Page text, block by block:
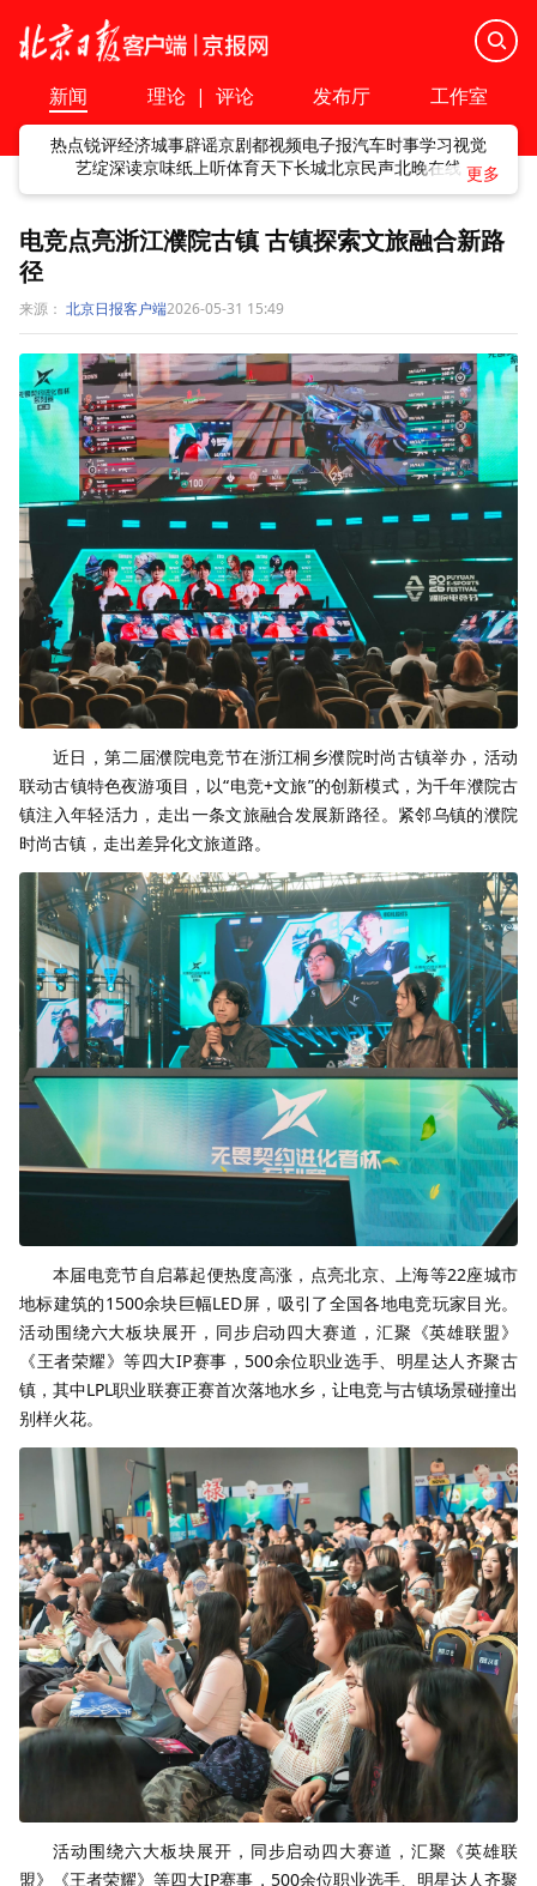
新闻 理论 | 评论 发布厅 工作室
热点锐评经济城事辟谣京剧都视频电子报汽车时事学习视觉
艺绽深读京味纸上听体育天下长城北京民声北晚在线
电竞点亮浙江濮院古镇 古镇探索文旅融合新路
径
来源： 北京日报客户端2026-05-31 15:49
近日，第二届濮院电竞节在浙江桐乡濮院时尚古镇举办，活动
联动古镇特色夜游项目，以“电竞+文旅”的创新模式，为千年濮院古
镇注入年轻活力，走出一条文旅融合发展新路径。紧邻乌镇的濮院
时尚古镇，走出差异化文旅道路。
本届电竞节自启幕起便热度高涨，点亮北京、上海等22座城市
地标建筑的1500余块巨幅LED屏，吸引了全国各地电竞玩家目光。
活动围绕六大板块展开，同步启动四大赛道，汇聚《英雄联盟》
《王者荣耀》等四大IP赛事，500余位职业选手、明星达人齐聚古
镇，其中LPL职业联赛正赛首次落地水乡，让电竞与古镇场景碰撞出
别样火花。
活动围绕六大板块展开，同步启动四大赛道，汇聚《英雄联
盟》《王者荣耀》等四大IP赛事，500余位职业选手、明星达人齐聚